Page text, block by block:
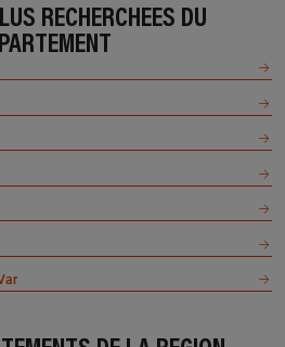
06220 VALLAURIS
En savoir plus
SUD TECHNIC ELECTRIC
06220 VALLAURIS
RECHERCHÉES DU